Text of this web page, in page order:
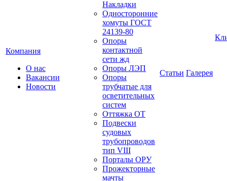
Компания
О нас
Вакансии
Новости
Накладки
Односторонние
хомуты ГОСТ
24139-80
Опоры
контактной
сети жд
Опоры ЛЭП
Опоры
трубчатые для
осветительных
систем
Оттяжка ОТ
Подвески
судовых
трубопроводов
тип VIII
Порталы ОРУ
Прожекторные
мачты
Статьи Галерея